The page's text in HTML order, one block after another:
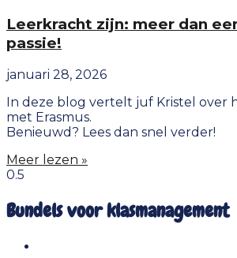
Leerkracht zijn: meer dan
passie!
januari 28, 2026
In deze blog vertelt juf Kristel over
met Erasmus.
Benieuwd? Lees dan snel verder!
Meer lezen »
Bundels voor klasmanagement